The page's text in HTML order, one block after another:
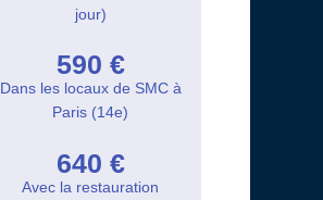
jour)
590 €
Dans les locaux de SMC à
Paris (14e)
640 €
Avec la restauration